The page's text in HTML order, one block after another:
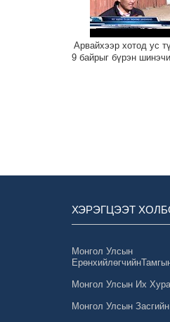
Арвайхээр хотод ус
9 байрыг бүрэн
ХЭРЭГЦЭЭТ
Монгол Улсын
Монгол Улсын Их
Монгол Улсын Засгийн